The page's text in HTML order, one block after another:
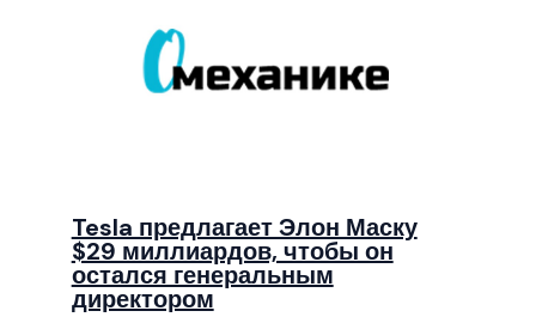
Tesla предлагает Элон Маску
$29 миллиардов, чтобы он
остался генеральным
директором